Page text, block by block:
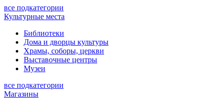
все подкатегории
Культурные места
Библиотеки
Дома и дворцы культуры
Храмы, соборы, церкви
Выставочные центры
Музеи
все подкатегории
Магазины